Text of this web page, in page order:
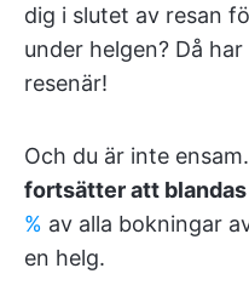
dig i slutet av resan
under helgen? Då
resenär!
Och du är inte ensam.
fortsätter att blandas
% av alla bokningar
en helg.